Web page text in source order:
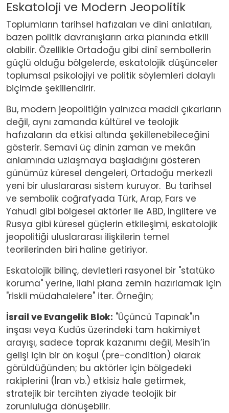
Eskatoloji ve Modern Jeopolitik
Toplumların tarihsel hafızaları ve dini anlatıları,
bazen politik davranışların arka planında etkili
olabilir. Özellikle Ortadoğu gibi dinî sembollerin
güçlü olduğu bölgelerde, eskatolojik düşünceler
toplumsal psikolojiyi ve politik söylemleri dolaylı
biçimde şekillendirir.
Bu, modern jeopolitiğin yalnızca maddi çıkarların
değil, aynı zamanda kültürel ve teolojik
hafızaların da etkisi altında şekillenebileceğini
gösterir. Semavi üç dinin zaman ve mekân
anlamında uzlaşmaya başladığını gösteren
günümüz küresel dengeleri, Ortadoğu merkezli
yeni bir uluslararası sistem kuruyor. Bu tarihsel
ve sembolik coğrafyada Türk, Arap, Fars ve
Yahudi gibi bölgesel aktörler ile ABD, İngiltere ve
Rusya gibi küresel güçlerin etkileşimi, eskatolojik
jeopolitiği uluslararası ilişkilerin temel
teorilerinden biri haline getiriyor.
Eskatolojik bilinç, devletleri rasyonel bir "statüko
koruma" yerine, ilahi plana zemin hazırlamak için
"riskli müdahalelere" iter. Örneğin;
İsrail ve Evangelik Blok: "Üçüncü Tapınak"ın
inşası veya Kudüs üzerindeki tam hakimiyet
arayışı, sadece toprak kazanımı değil, Mesih’in
gelişi için bir ön koşul (pre-condition) olarak
görüldüğünden; bu aktörler için bölgedeki
rakiplerini (İran vb.) etkisiz hale getirmek,
stratejik bir tercihten ziyade teolojik bir
zorunluluğa dönüşebilir.